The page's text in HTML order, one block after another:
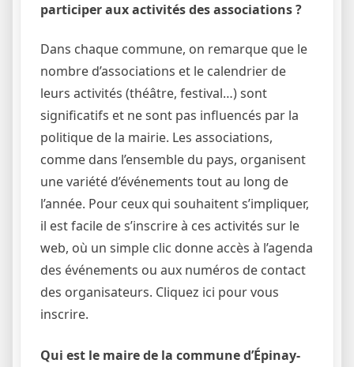
participer aux activités des associations ?
Dans chaque commune, on remarque que le
nombre d’associations et le calendrier de
leurs activités (théâtre, festival…) sont
significatifs et ne sont pas influencés par la
politique de la mairie. Les associations,
comme dans l’ensemble du pays, organisent
une variété d’événements tout au long de
l’année. Pour ceux qui souhaitent s’impliquer,
il est facile de s’inscrire à ces activités sur le
web, où un simple clic donne accès à l’agenda
des événements ou aux numéros de contact
des organisateurs. Cliquez ici pour vous
inscrire.
Qui est le maire de la commune d’Épinay-